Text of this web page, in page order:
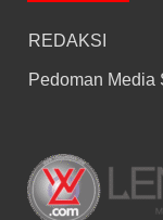
REDAKSI
Pedoman Media